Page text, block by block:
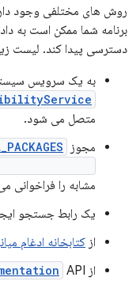
روش های مختلفی وجود
برنامه شما ممکن است به
دسترسی پیدا کند. لیست
به یک سرویس
متصل می شود.
مجوز
مشابه را فراخوانی
یک رابط جستجو
از کتابخانه ادغام
از API استفاده می کند.